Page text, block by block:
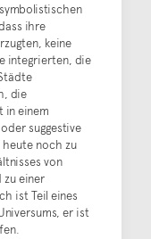
ihre
keine
integrierten, die
die
in einem
suggestive
noch zu
von
zu einer
ist Teil eines
er ist